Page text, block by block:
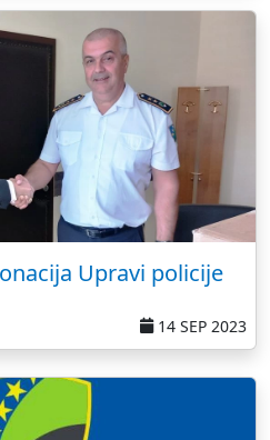
Upravi policije
14 SEP 2023